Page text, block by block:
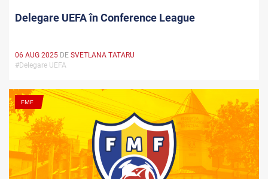
Delegare UEFA în Conference League
06 AUG 2025 DE SVETLANA TATARU
#Delegare UEFA
FMF